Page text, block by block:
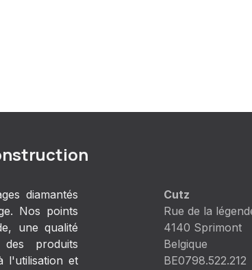
diamantés
Nos points
une qualité
produits
l'utilisation et
Cutz
Rue de la
4140 Sprimont
Belgique
BE0798.522.212